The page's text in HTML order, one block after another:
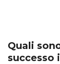
Quali
successo